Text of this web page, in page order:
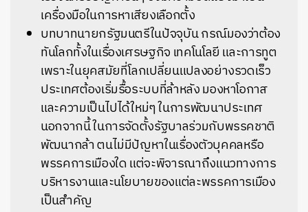
เครื่องมือในการหาเสียงเลือกตั้ง
บทบาทนายกรัฐมนตรีในปัจจุบัน กรณ์มองว่าต้อง
ทันโลกทั้งในเรื่องเศรษฐกิจ เทคโนโลยี และการทูต
เพราะในยุคสมัยที่โลกเปลี่ยนแปลงอย่างรวดเร็ว
ประเทศต้องเริ่มรื้อระบบที่ล้าหลัง มองหาโอกาส
และความเป็นไปได้ใหม่ๆ ในการพัฒนาประเทศ
นอกจากนี้ ในการจัดตั้งรัฐบาลร่วมกับพรรคชาติ
พัฒนากล้า ตนไม่มีปัญหาในเรื่องตัวบุคคลหรือ
พรรคการเมืองใด แต่จะพิจารณาถึงแนวทางการ
บริหารงานและนโยบายของแต่ละพรรคการเมือง
เป็นสำคัญ